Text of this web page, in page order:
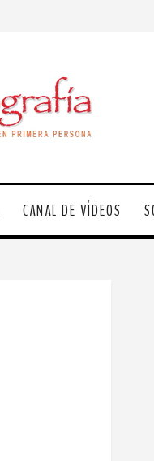
CANAL DE VÍDEOS